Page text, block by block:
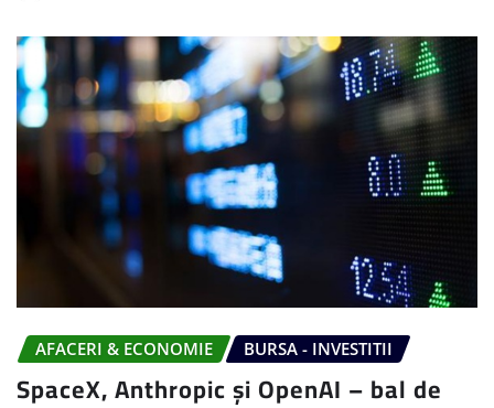
AFACERI & ECONOMIE BURSA - INVESTITII
SpaceX, Anthropic și OpenAI – bal de